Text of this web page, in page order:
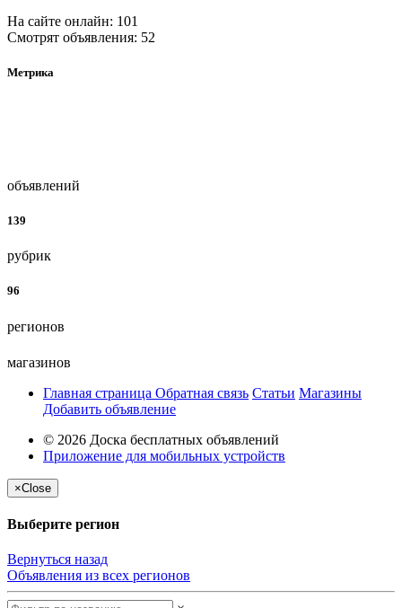
На сайте онлайн: 101
Смотрят объявления: 52
Метрика
объявлений
139
рубрик
96
регионов
магазинов
Главная страница Обратная связь Статьи Магазины
Добавить объявление
© 2026 Доска бесплатных объявлений
Приложение для мобильных устройств
×Close
Выберите регион
Вернуться назад
Объявления из всех регионов